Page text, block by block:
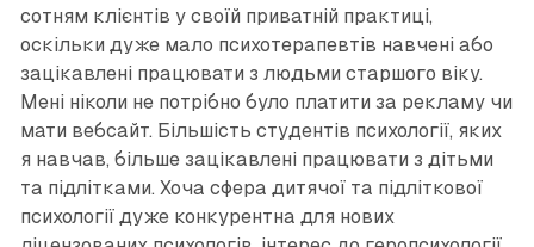
сотням клієнтів у своїй приватній практиці,
оскільки дуже мало психотерапевтів навчені або
зацікавлені працювати з людьми старшого віку.
Мені ніколи не потрібно було платити за рекламу чи
мати вебсайт. Більшість студентів психології, яких
я навчав, більше зацікавлені працювати з дітьми
та підлітками. Хоча сфера дитячої та підліткової
психології дуже конкурентна для нових